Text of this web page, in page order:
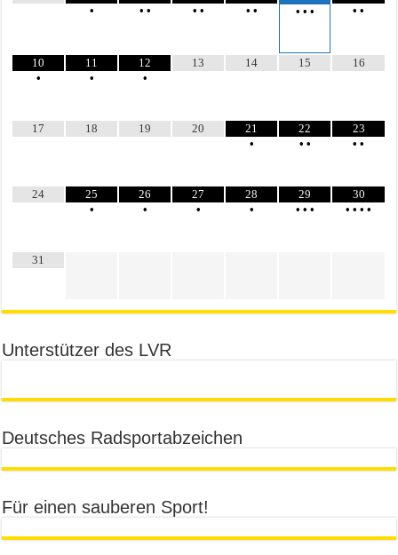
•
• •
• •
• •
• • •
••
10
•
11
•
12
•
13 14 15 16
17 18 19 20
21
•
22
• •
23
••
24
25
•
26
•
27
•
28
•
29
• • •
30
••••
31
Unterstützer des LVR
Deutsches Radsportabzeichen
Für einen sauberen Sport!